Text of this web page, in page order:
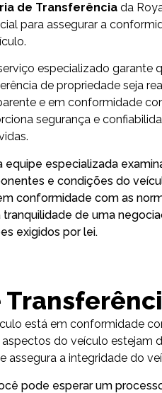
de Transferência da
para assegurar a
especializado garante
de propriedade seja
e em conformidade
segurança e
equipe especializada
e condições do
conformidade com as
tranquilidade de uma
exigidos por lei.
está em conformidade
do veículo estejam
a integridade do
pode esperar um